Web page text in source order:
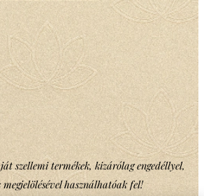
szellemi termékek, kizárólag engedéllyel,
használhatóak fel!